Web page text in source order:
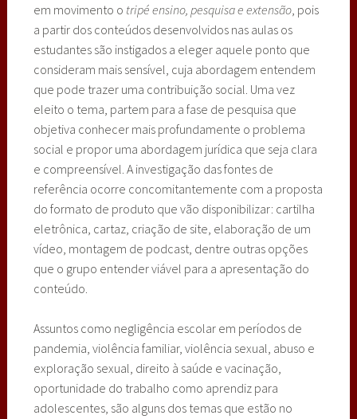
em movimento o tripé ensino, pesquisa e extensão, pois
a partir dos conteúdos desenvolvidos nas aulas os
estudantes são instigados a eleger aquele ponto que
consideram mais sensível, cuja abordagem entendem
que pode trazer uma contribuição social. Uma vez
eleito o tema, partem para a fase de pesquisa que
objetiva conhecer mais profundamente o problema
social e propor uma abordagem jurídica que seja clara
e compreensível. A investigação das fontes de
referência ocorre concomitantemente com a proposta
do formato de produto que vão disponibilizar: cartilha
eletrônica, cartaz, criação de site, elaboração de um
vídeo, montagem de podcast, dentre outras opções
que o grupo entender viável para a apresentação do
conteúdo.
Assuntos como negligência escolar em períodos de
pandemia, violência familiar, violência sexual, abuso e
exploração sexual, direito à saúde e vacinação,
oportunidade do trabalho como aprendiz para
adolescentes, são alguns dos temas que estão no